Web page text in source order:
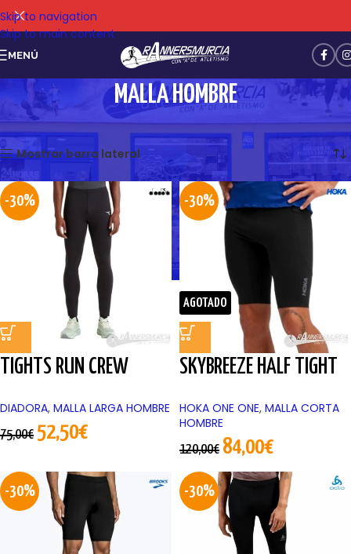
Skip to navigation
Skip to main content
MENÚ
MALLA HOMBRE
Mostrando los 11 resultados
Mostrar barra lateral
-30%
TIGHTS RUN CREW
DIADORA, MALLA LARGA HOMBRE
75,00€ 52,50€
-30%
AGOTADO
SKYBREEZE HALF TIGHT
HOKA ONE ONE, MALLA CORTA
HOMBRE
120,00€ 84,00€
-30% -30%